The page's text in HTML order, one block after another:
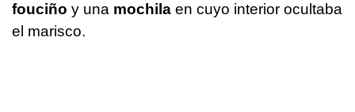
fouciño y una mochila en cuyo interior ocultaba
el marisco.